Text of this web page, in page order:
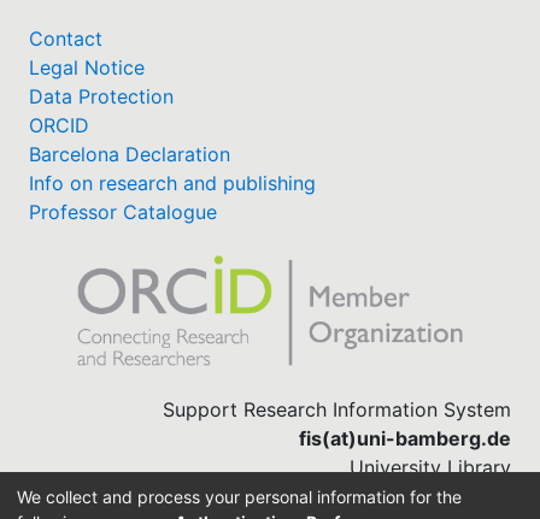
Contact
Legal Notice
Data Protection
ORCID
Barcelona Declaration
Info on research and publishing
Professor Catalogue
Support Research Information System
fis(at)uni-bamberg.de
University Library
(0951) 863-1568
We collect and process your personal information for the